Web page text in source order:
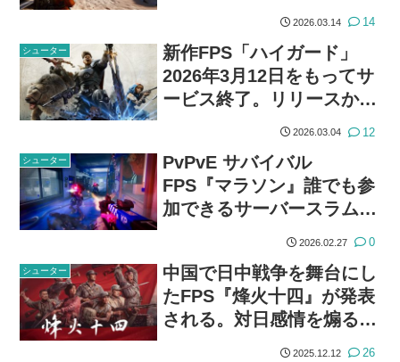
「改善する時間が与えられ
2026.03.14 14
シューター
新作FPS「ハイガード」
2026年3月12日をもってサ
ービス終了。リリースから
2026.03.04 12
シューター
PvPvE サバイバル
FPS『マラソン』誰でも参
加できるサーバースラムテ
2026.02.27 0
シューター
中国で日中戦争を舞台にし
たFPS『烽火十四』が発表
される。対日感情を煽る意
2025.12.12 26